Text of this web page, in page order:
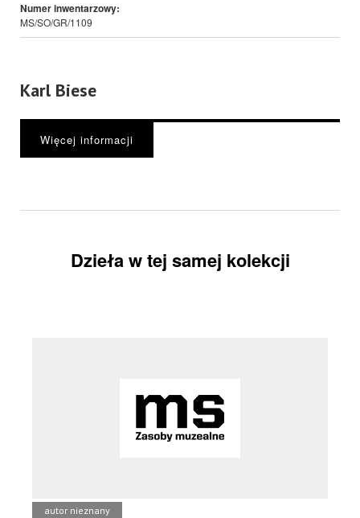
Numer inwentarzowy:
MS/SO/GR/1109
Karl Biese
Więcej informacji
Dzieła w tej samej kolekcji
autor nieznany